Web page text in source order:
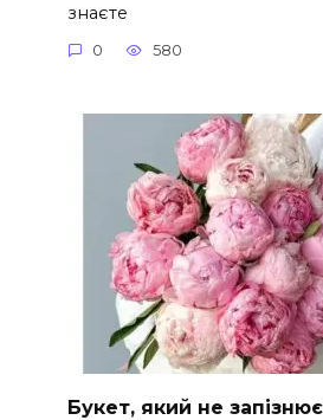
знаєте
0 580
Букет, який не